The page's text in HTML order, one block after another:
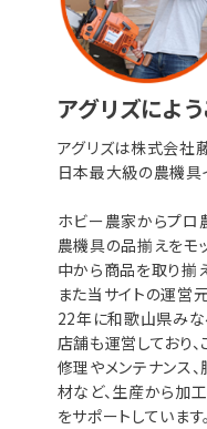
アグリズによう
アグリズは株式会社
日本最大級の農機具
ホビー農家からプロ
農機具の品揃えをモ
中から商品を取り揃
また当サイトの運営
22年に和歌山県み
店舗も運営しており
修理やメンテナンス
材など、生産から加
をサポートしています。